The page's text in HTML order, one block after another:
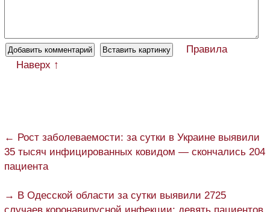
Правила
Наверх ↑
← Рост заболеваемости: за сутки в Украине выявили
35 тысяч инфицированных ковидом — скончались 204
пациента
→ В Одесской области за сутки выявили 2725